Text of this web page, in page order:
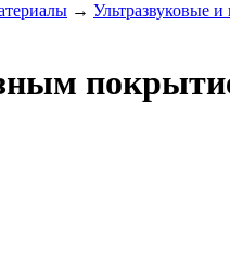
→ Ультразвуковые